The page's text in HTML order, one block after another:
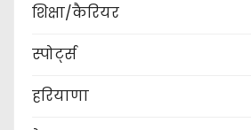
शिक्षा/कैरियर
स्पोर्ट्स
हरियाणा